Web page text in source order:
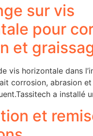
sur vis
pour
et
vis horizontale dans
corrosion, abrasion
a installé
et